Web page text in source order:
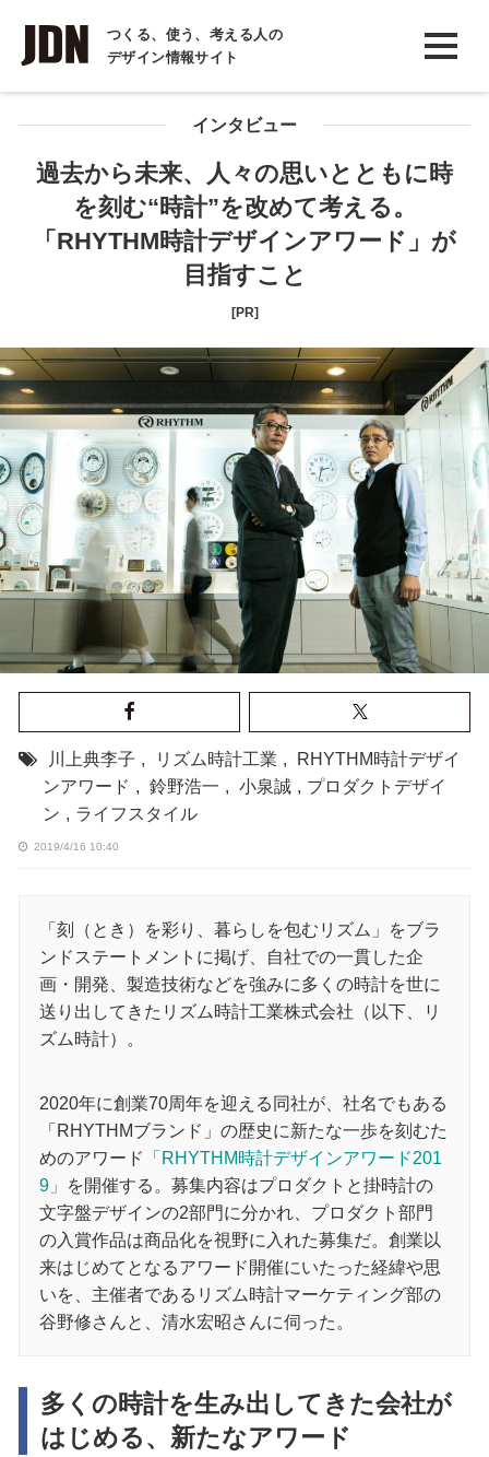
つくる、使う、考える人の
デザイン情報サイト
INTERVIEW
インタビュー
REPORT
COLUMN
コラム
インタビュー
過去から未来、人々の思いとともに時
を刻む“時計”を改めて考える。
「RHYTHM時計デザインアワード」が
目指すこと
[PR]
川上典李子 , リズム時計工業 ,
RHYTHM時計デザイ
ンアワード , 鈴野浩一 , 小泉誠 , プロダクトデザイ
ン , ライフスタイル
2019/4/16 10:40
「刻（とき）を彩り、暮らしを包むリズム」をブラ
ンドステートメントに掲げ、自社での一貫した企
画・開発、製造技術などを強みに多くの時計を世に
送り出してきたリズム時計工業株式会社（以下、リ
ズム時計）。
2020年に創業70周年を迎える同社が、社名でもある
「RHYTHMブランド」の歴史に新たな一歩を刻むた
めのアワード 「RHYTHM時計デザインアワード201
9」
を開催する。募集内容はプロダクトと掛時計の
文字盤デザインの2部門に分かれ、プロダクト部門
の入賞作品は商品化を視野に入れた募集だ。創業以
来はじめてとなるアワード開催にいたった経緯や思
いを、主催者であるリズム時計マーケティング部の
谷野修さんと、清水宏昭さんに伺った。
多くの時計を生み出してきた会社が
はじめる、新たなアワード